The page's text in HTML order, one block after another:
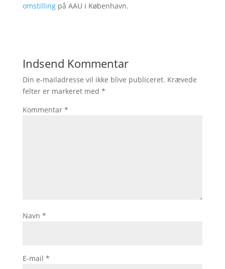
omstillingpå AAU i København.
Indsend Kommentar
Din e-mailadresse vil ikke blive publiceret. Krævede
felter er markeret med *
Kommentar *
Navn *
E-mail *